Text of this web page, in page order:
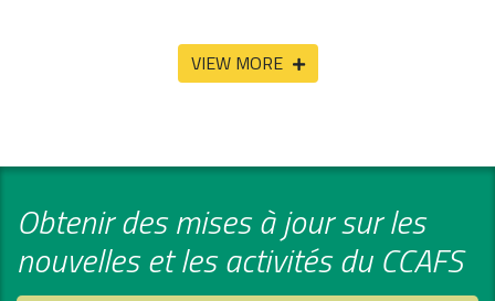
VIEW MORE
Obtenir des mises à jour sur les
nouvelles et les activités du CCAFS